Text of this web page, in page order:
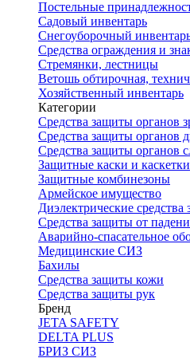
Постельные
Садовый инвентарь
Снегоуборочный
Средства ограждения и
Стремянки, лестницы
Ветошь обтирочная,
Хозяйственный инвентарь
Категории
Средства защиты органов
Средства защиты органов
Средства защиты органов
Защитные каски и каскетки
Защитные комбинезоны
Армейское имущество
Диэлектрические
Средства защиты от
Аварийно-спасательное
Медицинские СИЗ
Бахилы
Средства защиты кожи
Средства защиты рук
Бренд
JETA SAFETY
DELTA PLUS
БРИЗ СИЗ